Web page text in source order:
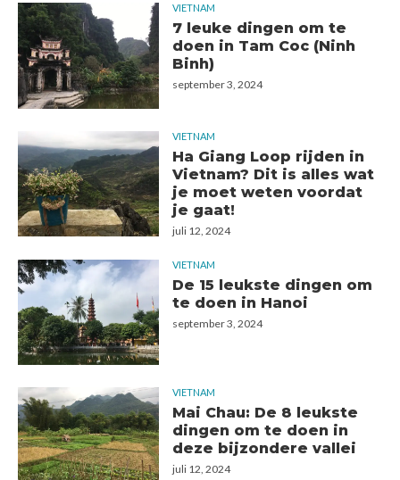
VIETNAM
7 leuke dingen om te
doen in Tam Coc (Ninh
Binh)
september 3, 2024
VIETNAM
Ha Giang Loop rijden in
Vietnam? Dit is alles wat
je moet weten voordat
je gaat!
juli 12, 2024
VIETNAM
De 15 leukste dingen om
te doen in Hanoi
september 3, 2024
VIETNAM
Mai Chau: De 8 leukste
dingen om te doen in
deze bijzondere vallei
juli 12, 2024